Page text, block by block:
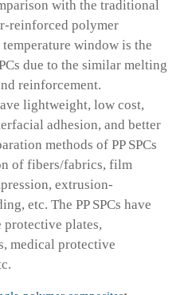
with the traditional
reinforced polymer
window is the
due to the similar melting
reinforcement.
lightweight, low cost,
adhesion, and better
methods of PP SPCs
of fibers/fabrics, film
extrusion-
etc. The PP SPCs have
plates,
medical protective